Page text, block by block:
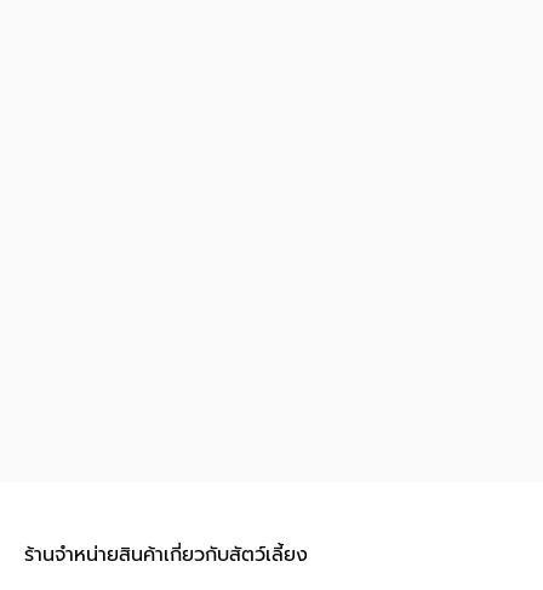
ร้านจำหน่ายสินค้าเกี่ยวกับสัตว์เลี้ยง